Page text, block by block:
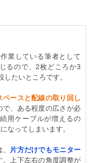
業している筆者として
るので、2枚どころか3
たいところです。
ペースと配線の取り回し
で、ある程度の広さが必
用ケーブルが増えるの
なってしまいます。
片方だけでもモニター
。上下左右の角度調整が